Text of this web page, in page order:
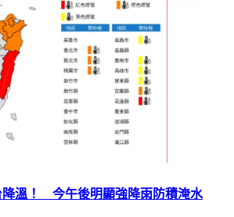
降溫！ 今午後明顯強降雨防積淹水